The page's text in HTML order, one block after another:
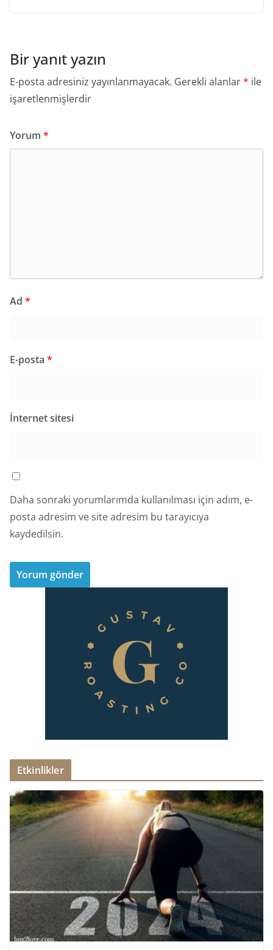
Bir yanıt yazın
E-posta adresiniz yayınlanmayacak. Gerekli alanlar* ile
işaretlenmişlerdir
Yorum *
Ad *
E-posta *
İnternet sitesi
Daha sonraki yorumlarımda kullanılması için adım, e-
posta adresim ve site adresim bu tarayıcıya
kaydedilsin.
Etkinlikler